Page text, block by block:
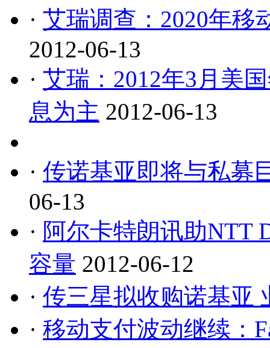
· 艾瑞调查：2020年移
2012-06-13
· 艾瑞：2012年3月美
息为主 2012-06-13
· 传诺基亚即将与私募
06-13
· 阿尔卡特朗讯助NTT
容量 2012-06-12
· 传三星拟收购诺基亚
· 移动支付波动继续：